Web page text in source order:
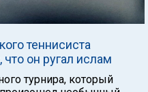
теннисиста
он ругал ислам
турнира, который